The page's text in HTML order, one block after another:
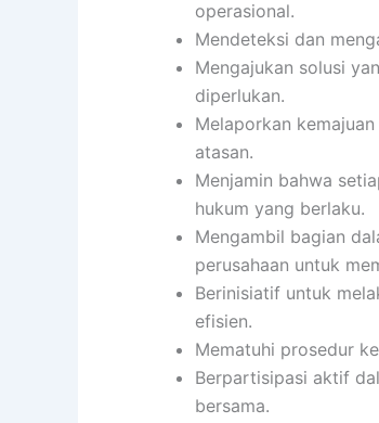
operasional.
Mendeteksi dan
Mengajukan solusi
diperlukan.
Melaporkan
atasan.
Menjamin bahwa
hukum yang berlaku.
Mengambil bagian
perusahaan untuk
Berinisiatif untuk
efisien.
Mematuhi prosedur
Berpartisipasi aktif
bersama.